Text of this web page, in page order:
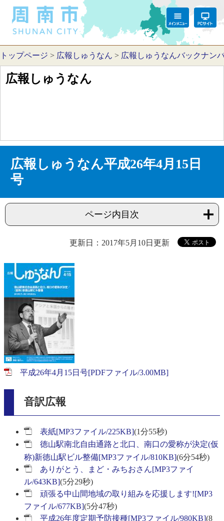
トップページ > 広報しゅうなん > 広報しゅうなんバックナン
広報しゅうなん
広報しゅうなん平成26年4月15日
号
ページ内目次
更新日：2017年5月10日更新
平成26年4月15日号[PDFファイル/3.00MB]
音訳広報
表紙[MP3ファイル/225KB](1分55秒)
徳山駅南北自由通路と北口、南口の愛称が決定(仮
称)新徳山駅ビル整備[MP3ファイル/810KB](6分54秒)
ありがとう、まど・みちおさん[MP3ファイ
ル/643KB](5分29秒)
頑張る中山間地域の取り組みを応援します![MP3
ファイル/677KB](5分47秒)
平成26年度定期予防接種[MP3ファイル/980KB](8